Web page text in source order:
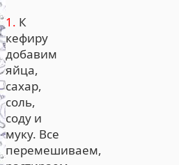
1. К
кефиру
добавим
яйца,
сахар,
соль,
соду и
муку. Все
перемешиваем,